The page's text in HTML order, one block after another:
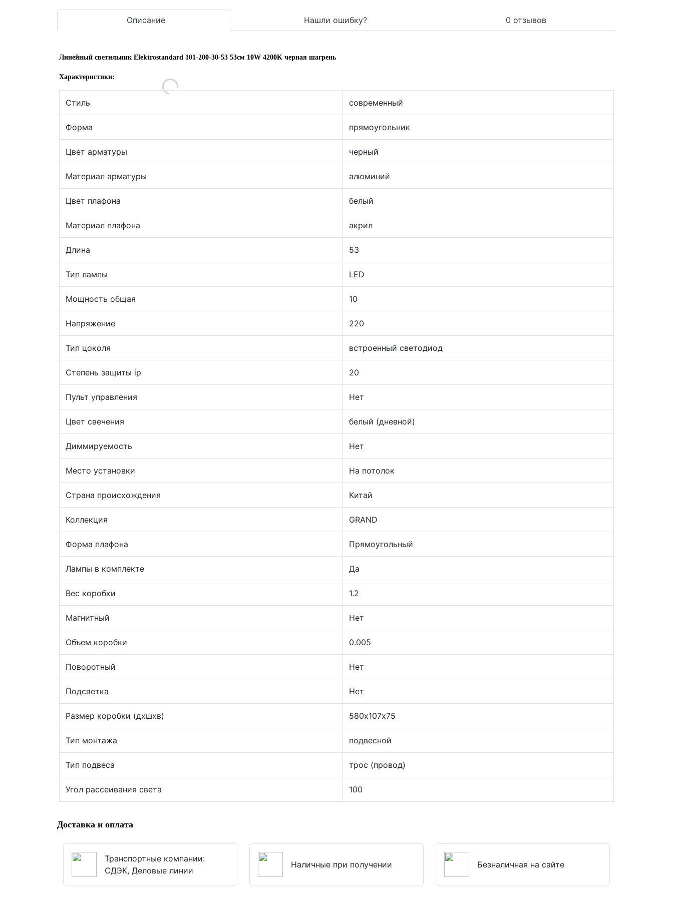
Описание Нашли ошибку? 0 отзывов
Линейный светильник Elektrostandard 101-200-30-53 53см 10W 4200K черная шагрень
Характеристики:
Стиль современный
Форма прямоугольник
Цвет арматуры черный
Материал арматуры алюминий
Цвет плафона белый
Материал плафона акрил
Длина 53
Тип лампы LED
Мощность общая 10
Напряжение 220
Тип цоколя встроенный светодиод
Степень защиты ip 20
Пульт управления Нет
Цвет свечения белый (дневной)
Диммируемость Нет
Место установки На потолок
Страна происхождения Китай
Коллекция GRAND
Форма плафона Прямоугольный
Лампы в комплекте Да
Вес коробки 1.2
Магнитный Нет
Объем коробки 0.005
Поворотный Нет
Подсветка Нет
Размер коробки (дхшхв) 580х107х75
Тип монтажа подвесной
Тип подвеса трос (провод)
Угол рассеивания света 100
Доставка и оплата
Транспортные компании:
СДЭК, Деловые линии
Наличные при получении Безналичная на сайте